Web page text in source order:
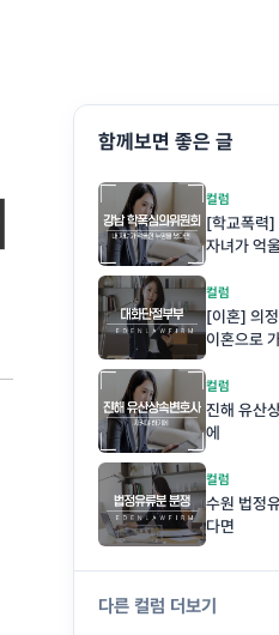
함께보면 좋은 글
컬럼
[학교폭력]
자녀가 억
컬럼
[이혼] 의
이혼으로
컬럼
진해 유산
에
컬럼
수원 법정
다면
다른 컬럼 더보기